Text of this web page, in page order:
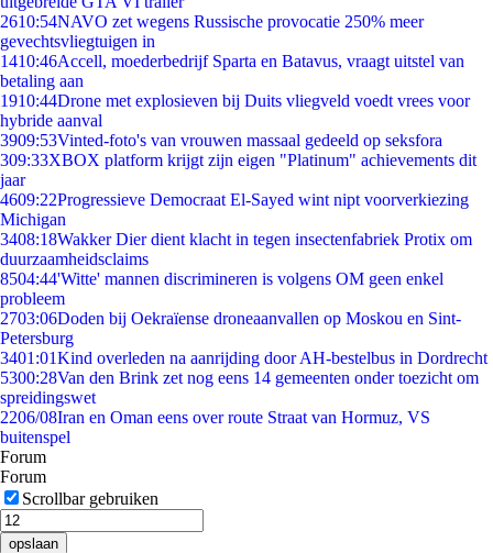
2610:54NAVO zet wegens Russische provocatie 250% meer
gevechtsvliegtuigen in
1410:46Accell, moederbedrijf Sparta en Batavus, vraagt uitstel van
betaling aan
1910:44Drone met explosieven bij Duits vliegveld voedt vrees voor
hybride aanval
3909:53Vinted-foto's van vrouwen massaal gedeeld op seksfora
309:33XBOX platform krijgt zijn eigen "Platinum" achievements dit
jaar
4609:22Progressieve Democraat El-Sayed wint nipt voorverkiezing
Michigan
3408:18Wakker Dier dient klacht in tegen insectenfabriek Protix om
duurzaamheidsclaims
8504:44'Witte' mannen discrimineren is volgens OM geen enkel
probleem
2703:06Doden bij Oekraïense droneaanvallen op Moskou en Sint-
Petersburg
3401:01Kind overleden na aanrijding door AH-bestelbus in Dordrecht
5300:28Van den Brink zet nog eens 14 gemeenten onder toezicht om
spreidingswet
2206/08Iran en Oman eens over route Straat van Hormuz, VS
buitenspel
Forum
Forum
Scrollbar gebruiken
opslaan